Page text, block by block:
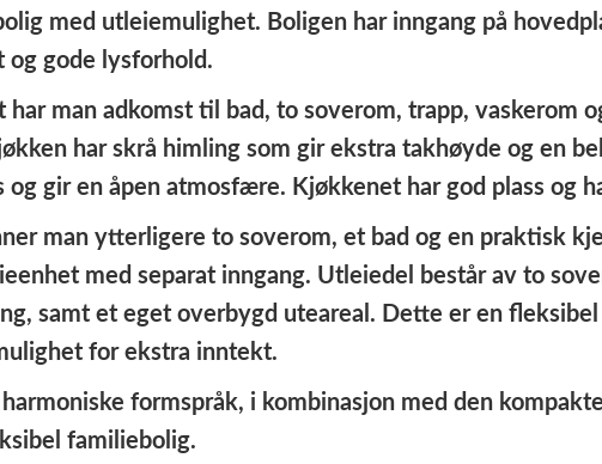
med utleiemulighet. Boligen har inngang på
og gode lysforhold.
har man adkomst til bad, to soverom, trapp, vaskerom
har skrå himling som gir ekstra takhøyde og en
og gir en åpen atmosfære. Kjøkkenet har god plass og
man ytterligere to soverom, et bad og en praktisk
med separat inngang. Utleiedel består av to
samt et eget overbygd uteareal. Dette er en
for ekstra inntekt.
formspråk, i kombinasjon med den
familiebolig.